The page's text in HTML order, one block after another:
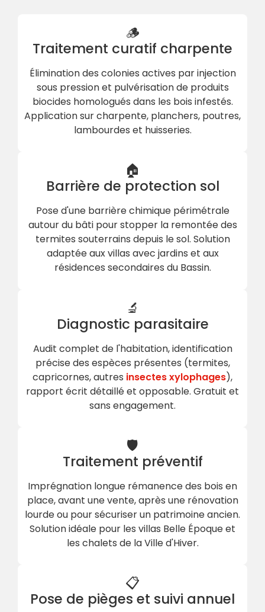
🪵
Traitement curatif charpente
Élimination des colonies actives par injection
sous pression et pulvérisation de produits
biocides homologués dans les bois infestés.
Application sur charpente, planchers, poutres,
lambourdes et huisseries.
🏠
Barrière de protection sol
Pose d'une barrière chimique périmétrale
autour du bâti pour stopper la remontée des
termites souterrains depuis le sol. Solution
adaptée aux villas avec jardins et aux
résidences secondaires du Bassin.
🔬
Diagnostic parasitaire
Audit complet de l'habitation, identification
précise des espèces présentes (termites,
capricornes, autres insectes xylophages),
rapport écrit détaillé et opposable. Gratuit et
sans engagement.
🛡
Traitement préventif
Imprégnation longue rémanence des bois en
place, avant une vente, après une rénovation
lourde ou pour sécuriser un patrimoine ancien.
Solution idéale pour les villas Belle Époque et
les chalets de la Ville d'Hiver.
📋
Pose de pièges et suivi annuel